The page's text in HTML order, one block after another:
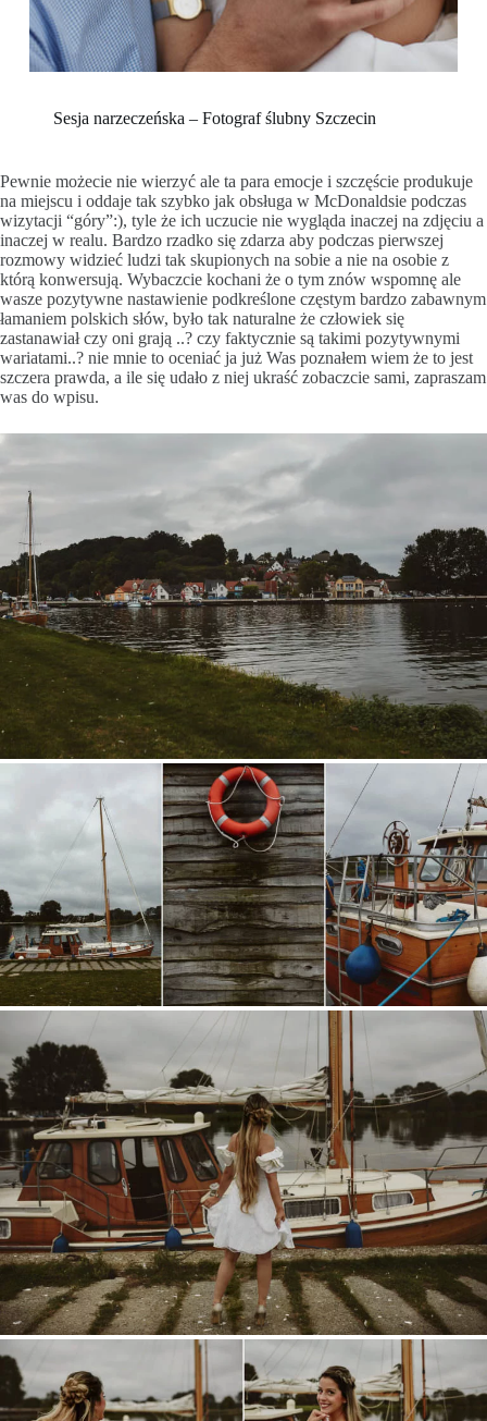
Sesja narzeczeńska – Fotograf ślubny Szczecin
Pewnie możecie nie wierzyć ale ta para emocje i szczęście produkuje
na miejscu i oddaje tak szybko jak obsługa w McDonaldsie podczas
wizytacji “góry”:), tyle że ich uczucie nie wygląda inaczej na zdjęciu a
inaczej w realu. Bardzo rzadko się zdarza aby podczas pierwszej
rozmowy widzieć ludzi tak skupionych na sobie a nie na osobie z
którą konwersują. Wybaczcie kochani że o tym znów wspomnę ale
wasze pozytywne nastawienie podkreślone częstym bardzo zabawnym
łamaniem polskich słów, było tak naturalne że człowiek się
zastanawiał czy oni grają ..? czy faktycznie są takimi pozytywnymi
wariatami..? nie mnie to oceniać ja już Was poznałem wiem że to jest
szczera prawda, a ile się udało z niej ukraść zobaczcie sami, zapraszam
was do wpisu.